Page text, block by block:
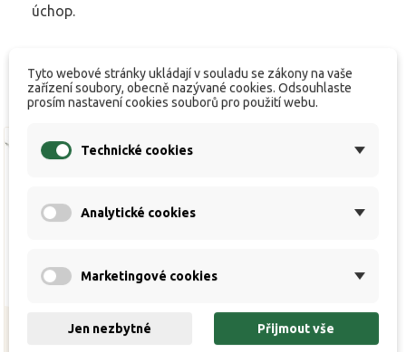
úchop.
Tyto webové stránky ukládají v souladu se zákony na vaše
zařízení soubory, obecně nazývané cookies. Odsouhlaste
prosím nastavení cookies souborů pro použití webu.
Technické cookies
Analytické cookies
Marketingové cookies
Jen nezbytné Přijmout vše